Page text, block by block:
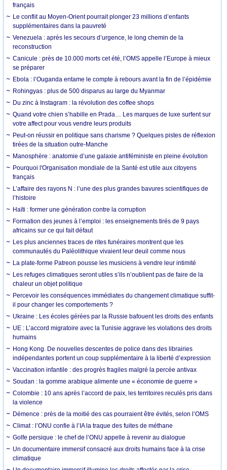
français
Le conflit au Moyen-Orient pourrait plonger 23 millions d’enfants
supplémentaires dans la pauvreté
Venezuela : après les secours d’urgence, le long chemin de la
reconstruction
Canicule : près de 10.000 morts cet été, l’OMS appelle l’Europe à mieux
se préparer
Ebola : l’Ouganda entame le compte à rebours avant la fin de l’épidémie
Rohingyas : plus de 500 disparus au large du Myanmar
Du zinc à Instagram : la révolution des coffee shops
Quand votre chien s’habille en Prada… Les marques de luxe surfent sur
votre affect pour vous vendre leurs produits
Peut-on réussir en politique sans charisme ? Quelques pistes de réflexion
tirées de la situation outre-Manche
Manosphère : anatomie d’une galaxie antiféministe en pleine évolution
Pourquoi l'Organisation mondiale de la Santé est utile aux citoyens
français
L’affaire des rayons N : l’une des plus grandes bavures scientifiques de
l’histoire
Haïti : former une génération contre la corruption
Formation des jeunes à l’emploi : les enseignements tirés de 9 pays
africains sur ce qui fait défaut
Les plus anciennes traces de rites funéraires montrent que les
communautés du Paléolithique vivaient leur deuil comme nous
La plate-forme Patreon pousse les musiciens à vendre leur intimité
Les refuges climatiques seront utiles s’ils n’oublient pas de faire de la
chaleur un objet politique
Percevoir les conséquences immédiates du changement climatique suffit-
il pour changer les comportements ?
Ukraine : Les écoles gérées par la Russie bafouent les droits des enfants
UE : L’accord migratoire avec la Tunisie aggrave les violations des droits
humains
Hong Kong. De nouvelles descentes de police dans des librairies
indépendantes portent un coup supplémentaire à la liberté d’expression
Vaccination infantile : des progrès fragiles malgré la percée antivax
Soudan : la gomme arabique alimente une « économie de guerre »
Colombie : 10 ans après l’accord de paix, les territoires reculés pris dans
la violence
Démence : près de la moitié des cas pourraient être évités, selon l’OMS
Climat : l’ONU confie à l’IA la traque des fuites de méthane
Golfe persique : le chef de l’ONU appelle à revenir au dialogue
Un documentaire immersif consacré aux droits humains face à la crise
climatique